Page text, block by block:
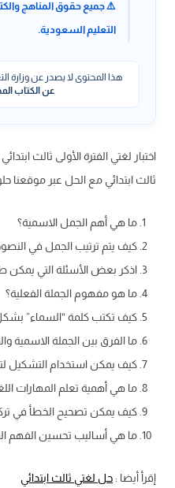
⚠️ جميع حقوق المناهج
التعليم السعودية.
هذا المحتوى لا يصدر عن وزارة
عن الكتاب
ثالث ابتدائي مع الحل عبر موقعنا
ما هي أهم الجمل الاسمية؟
كيف يتم ترتيب الجمل في
اذكر بعض الأسئلة التي يمكن
ما هو مفهوم الجملة الفعلية؟
كيف تكتب كلمة “السماء”
ما الفرق بين الجملة الاسمية
كيف يمكن استخدام التشكيل
ما هي أهمية تعلم المهارات
كيف يمكن تصحيح الخطأ في
ما هي أساليب تحسين الفهم
إقرأ أيضا :حل لغتي ثالث ابتدائي